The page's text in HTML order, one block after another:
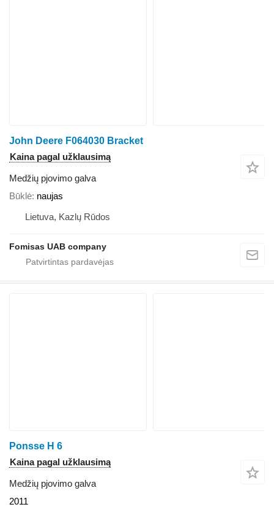
John Deere F064030 Bracket
Kaina pagal užklausimą
Medžių pjovimo galva
Būklė naujas
Lietuva, Kazlų Rūdos
Fomisas UAB company
Ponsse H 6
Kaina pagal užklausimą
Medžių pjovimo galva
2011